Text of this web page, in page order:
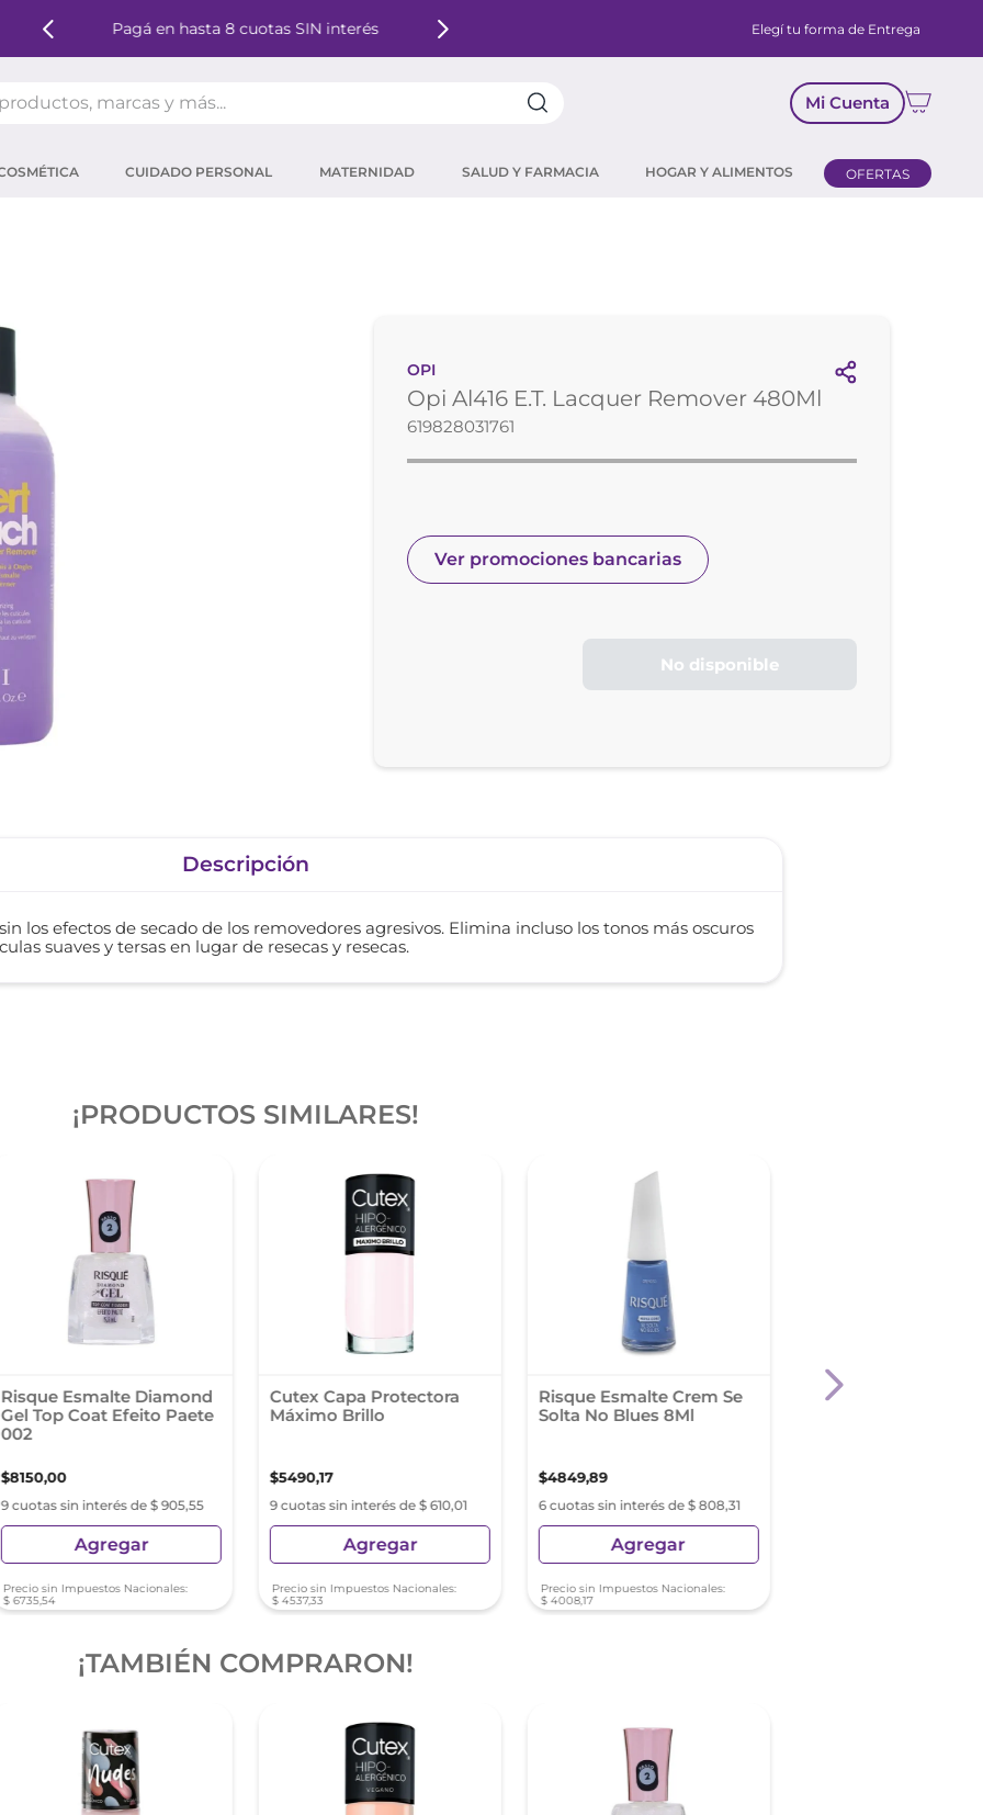
Pagá en hasta 8 cuotas SIN interés Elegí tu forma de Entrega
Mi Cuenta
CUIDADO PERSONAL MATERNIDAD SALUD Y FARMACIA HOGAR Y ALIMENTOS OFERTAS
OPI
Opi Al416 E.T. Lacquer Remover 480Ml
619828031761
Ver promociones bancarias
No disponible
Descripción
los efectos de secado de los removedores agresivos. Elimina incluso los tonos más oscuros
suaves y tersas en lugar de resecas y resecas.
¡PRODUCTOS SIMILARES!
Risque Esmalte Diamond
Gel Top Coat Efeito Paete
002
$8150,00
9 cuotas sin interés de $ 905,55
Agregar
Precio sin Impuestos Nacionales:
$ 6735,54
Cutex Capa Protectora
Máximo Brillo
$5490,17
9 cuotas sin interés de $ 610,01
Agregar
Precio sin Impuestos Nacionales:
$ 4537,33
Risque Esmalte Crem Se
Solta No Blues 8Ml
$4849,89
6 cuotas sin interés de $ 808,31
Agregar
Precio sin Impuestos Nacionales:
$ 4008,17
Cher Esmalte The
¡TAMBIÉN COMPRARON!
pestañas